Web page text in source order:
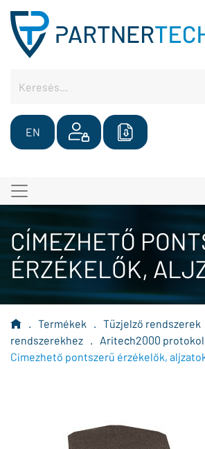
EN
CÍMEZHETŐ
ÉRZÉKELŐK,
. Termékek . Tűzjelző rendszerek
rendszerekhez . Aritech2000
Címezhető pontszerű érzékelők,